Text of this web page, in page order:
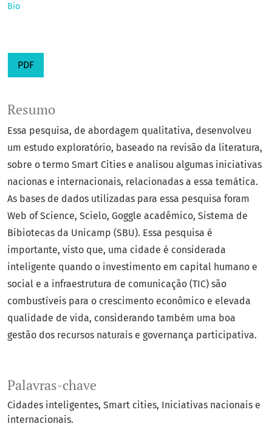
Bio
PDF
Palavras-chave
Cidades inteligentes Smart cities Iniciativas nacionais e
internacionais.
Resumo
Essa pesquisa, de abordagem qualitativa, desenvolveu
um estudo exploratório, baseado na revisão da literatura,
sobre o termo Smart Cities e analisou algumas iniciativas
nacionas e internacionais, relacionadas a essa temática.
As bases de dados utilizadas para essa pesquisa foram
Web of Science, Scielo, Goggle acadêmico, Sistema de
Bibiotecas da Unicamp (SBU). Essa pesquisa é
importante, visto que, uma cidade é considerada
inteligente quando o investimento em capital humano e
social e a infraestrutura de comunicação (TIC) são
combustíveis para o crescimento econômico e elevada
qualidade de vida, considerando também uma boa
gestão dos recursos naturais e governança participativa.